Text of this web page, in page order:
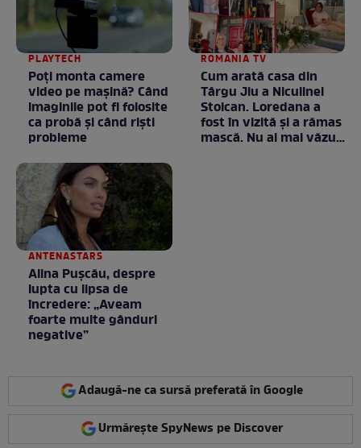
PLAYTECH
Poți monta camere
video pe mașină? Când
imaginile pot fi folosite
ca probă și când riști
probleme
ROMANIA TV
Cum arată casa din
Târgu Jiu a Niculinei
Stoican. Loredana a
fost în vizită și a rămas
mască. Nu ai mai văzut
ANTENASTARS
Alina Pușcău, despre
lupta cu lipsa de
încredere: „Aveam
foarte multe gânduri
negative”
Adaugă-ne ca sursă preferată în Google
Urmărește SpyNews pe Discover